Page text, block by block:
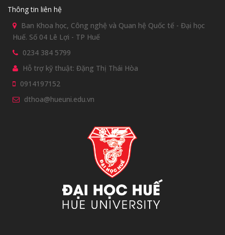
Thông tin liên hệ
Ban Khoa học, Công nghệ và Quan hệ Quốc tế - Đại học
Huế. Số 04 Lê Lợi - TP Huế
0234 384 5799
Hỗ trợ kỹ thuật: Đặng Thị Thái Hòa
0914197152
dthoa@hueuni.edu.vn